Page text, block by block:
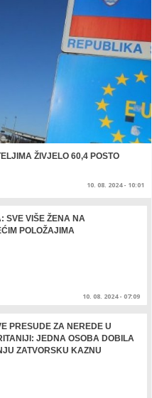
ŽIVJELO 60,4 POSTO
10. 08. 2024 - 10:01
SVE VIŠE ŽENA NA
POLOŽAJIMA
10. 08. 2024 - 07:09
PRESUDE ZA NEREDE U
JEDNA OSOBA DOBILA
ZATVORSKU KAZNU